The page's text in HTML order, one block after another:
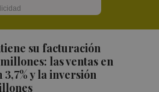
su facturación
las ventas en
y la inversión